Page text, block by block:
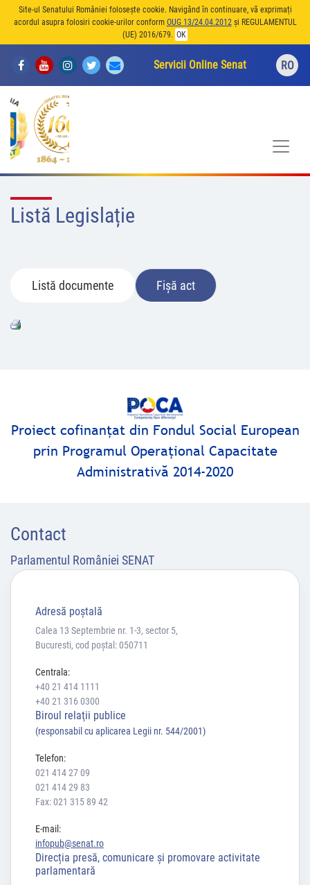
Site-ul Senatului României folosește cookie. Navigând în continuare, vă exprimați
acordul asupra folosiri cookie-urilor conform OUG 13/24.04.2012și REGULAMENTUL
(UE) 2016/679. OK
Servicii Online Senat RO
Listă Legislație
Listă documente Fișă act
Proiect cofinanţat din Fondul Social European
prin Programul Operaţional Capacitate
Administrativă 2014-2020
Contact
Parlamentul României SENAT
Adresă poştală
Calea 13 Septembrie nr. 1-3, sector 5,
Bucuresti, cod poștal: 050711
Centrala:
+40 21 414 1111
+40 21 316 0300
Biroul relaţii publice
(responsabil cu aplicarea Legii nr. 544/2001)
Telefon:
021 414 27 09
021 414 29 83
Fax: 021 315 89 42
E-mail:
infopub@senat.ro
Direcția presă, comunicare și promovare activitate
parlamentară